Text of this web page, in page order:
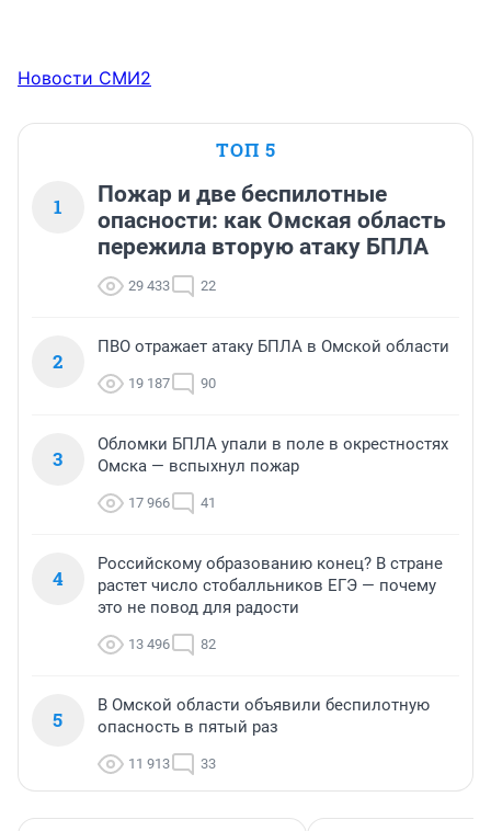
Новости СМИ2
ТОП 5
1
Пожар и две беспилотные
опасности: как Омская область
пережила вторую атаку БПЛА
29 433 22
2
ПВО отражает атаку БПЛА в Омской области
19 187 90
3
Обломки БПЛА упали в поле в окрестностях
Омска — вспыхнул пожар
17 966 41
4
Российскому образованию конец? В стране
растет число стобалльников ЕГЭ — почему
это не повод для радости
13 496 82
5
В Омской области объявили беспилотную
опасность в пятый раз
11 913 33